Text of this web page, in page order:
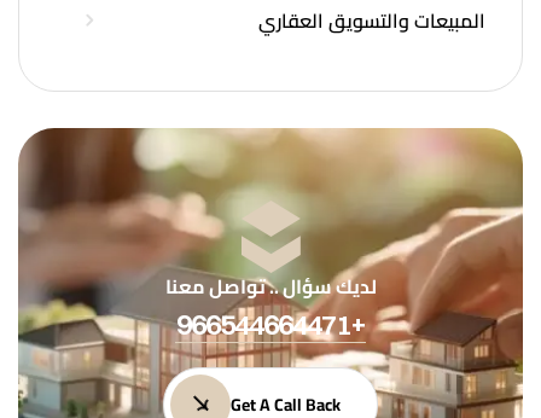
المبيعات والتسويق العقاري
لديك سؤال .. تواصل معنا
+966544664471
Get A Call Back